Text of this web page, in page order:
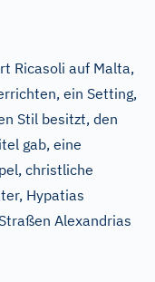
Ricasoli auf Malta,
ein Setting,
Stil besitzt, den
gab, eine
christliche
Hypatias
Alexandrias